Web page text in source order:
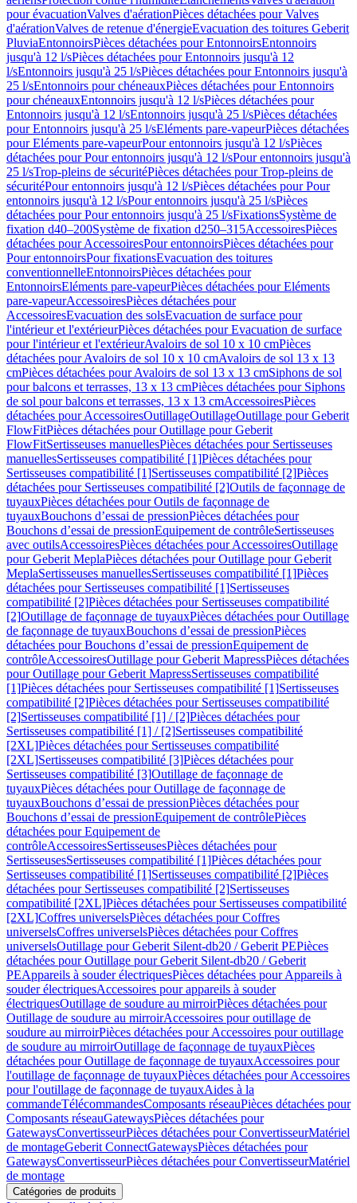
pour évacuationValves d'aérationPièces détachées pour Valves
d'aérationValves de retenue d'énergieEvacuation des toitures Geberit
PluviaEntonnoirsPièces détachées pour EntonnoirsEntonnoirs
jusqu'à 12 l/sPièces détachées pour Entonnoirs jusqu'à 12
l/sEntonnoirs jusqu'à 25 l/sPièces détachées pour Entonnoirs jusqu'à
25 l/sEntonnoirs pour chéneauxPièces détachées pour Entonnoirs
pour chéneauxEntonnoirs jusqu'à 12 l/sPièces détachées pour
Entonnoirs jusqu'à 12 l/sEntonnoirs jusqu'à 25 l/sPièces détachées
pour Entonnoirs jusqu'à 25 l/sEléments pare-vapeurPièces détachées
pour Eléments pare-vapeurPour entonnoirs jusqu'à 12 l/sPièces
détachées pour Pour entonnoirs jusqu'à 12 l/sPour entonnoirs jusqu'à
25 l/sTrop-pleins de sécuritéPièces détachées pour Trop-pleins de
sécuritéPour entonnoirs jusqu'à 12 l/sPièces détachées pour Pour
entonnoirs jusqu'à 12 l/sPour entonnoirs jusqu'à 25 l/sPièces
détachées pour Pour entonnoirs jusqu'à 25 l/sFixationsSystème de
fixation d40–200Système de fixation d250–315AccessoiresPièces
détachées pour AccessoiresPour entonnoirsPièces détachées pour
Pour entonnoirsPour fixationsEvacuation des toitures
conventionnelleEntonnoirsPièces détachées pour
EntonnoirsEléments pare-vapeurPièces détachées pour Eléments
pare-vapeurAccessoiresPièces détachées pour
AccessoiresEvacuation des solsEvacuation de surface pour
l'intérieur et l'extérieurPièces détachées pour Evacuation de surface
pour l'intérieur et l'extérieurAvaloirs de sol 10 x 10 cmPièces
détachées pour Avaloirs de sol 10 x 10 cmAvaloirs de sol 13 x 13
cmPièces détachées pour Avaloirs de sol 13 x 13 cmSiphons de sol
pour balcons et terrasses, 13 x 13 cmPièces détachées pour Siphons
de sol pour balcons et terrasses, 13 x 13 cmAccessoiresPièces
détachées pour AccessoiresOutillageOutillageOutillage pour Geberit
FlowFitPièces détachées pour Outillage pour Geberit
FlowFitSertisseuses manuellesPièces détachées pour Sertisseuses
manuellesSertisseuses compatibilité [1]Pièces détachées pour
Sertisseuses compatibilité [1]Sertisseuses compatibilité [2]Pièces
détachées pour Sertisseuses compatibilité [2]Outils de façonnage de
tuyauxPièces détachées pour Outils de façonnage de
tuyauxBouchons d’essai de pressionPièces détachées pour
Bouchons d’essai de pressionEquipement de contrôleSertisseuses
avec outilsAccessoiresPièces détachées pour AccessoiresOutillage
pour Geberit MeplaPièces détachées pour Outillage pour Geberit
MeplaSertisseuses manuellesSertisseuses compatibilité [1]Pièces
détachées pour Sertisseuses compatibilité [1]Sertisseuses
compatibilité [2]Pièces détachées pour Sertisseuses compatibilité
[2]Outillage de façonnage de tuyauxPièces détachées pour Outillage
de façonnage de tuyauxBouchons d’essai de pressionPièces
détachées pour Bouchons d’essai de pressionEquipement de
contrôleAccessoiresOutillage pour Geberit MapressPièces détachées
pour Outillage pour Geberit MapressSertisseuses compatibilité
[1]Pièces détachées pour Sertisseuses compatibilité [1]Sertisseuses
compatibilité [2]Pièces détachées pour Sertisseuses compatibilité
[2]Sertisseuses compatibilité [1] / [2]Pièces détachées pour
Sertisseuses compatibilité [1] / [2]Sertisseuses compatibilité
[2XL]Pièces détachées pour Sertisseuses compatibilité
[2XL]Sertisseuses compatibilité [3]Pièces détachées pour
Sertisseuses compatibilité [3]Outillage de façonnage de
tuyauxPièces détachées pour Outillage de façonnage de
tuyauxBouchons d’essai de pressionPièces détachées pour
Bouchons d’essai de pressionEquipement de contrôlePièces
détachées pour Equipement de
contrôleAccessoiresSertisseusesPièces détachées pour
SertisseusesSertisseuses compatibilité [1]Pièces détachées pour
Sertisseuses compatibilité [1]Sertisseuses compatibilité [2]Pièces
détachées pour Sertisseuses compatibilité [2]Sertisseuses
compatibilité [2XL]Pièces détachées pour Sertisseuses compatibilité
[2XL]Coffres universelsPièces détachées pour Coffres
universelsCoffres universelsPièces détachées pour Coffres
universelsOutillage pour Geberit Silent-db20 / Geberit PEPièces
détachées pour Outillage pour Geberit Silent-db20 / Geberit
PEAppareils à souder électriquesPièces détachées pour Appareils à
souder électriquesAccessoires pour appareils à souder
électriquesOutillage de soudure au mirroirPièces détachées pour
Outillage de soudure au mirroirAccessoires pour outillage de
soudure au mirroirPièces détachées pour Accessoires pour outillage
de soudure au mirroirOutillage de façonnage de tuyauxPièces
détachées pour Outillage de façonnage de tuyauxAccessoires pour
l'outillage de façonnage de tuyauxPièces détachées pour Accessoires
pour l'outillage de façonnage de tuyauxAides à la
commandeTélécommandesComposants réseauPièces détachées pour
Composants réseauGatewaysPièces détachées pour
GatewaysConvertisseurPièces détachées pour ConvertisseurMatériel
de montageGeberit ConnectGatewaysPièces détachées pour
GatewaysConvertisseurPièces détachées pour ConvertisseurMatériel
de montage
Catégories de produits